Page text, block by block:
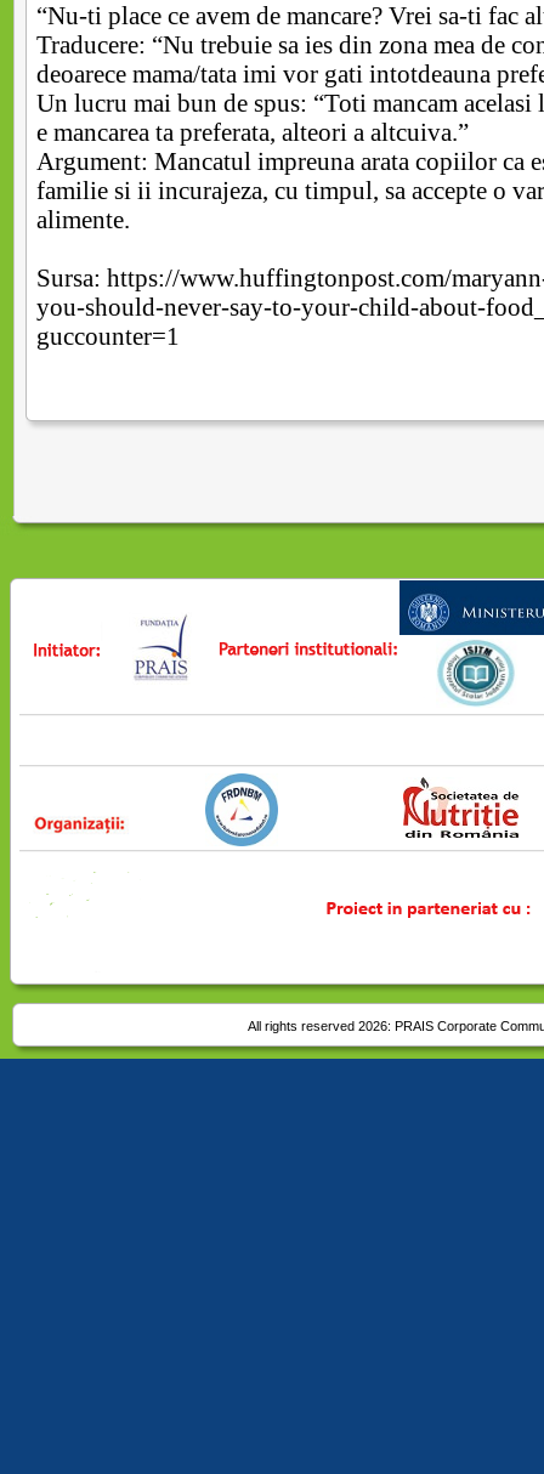
“Nu-ti place ce avem de mancare? Vrei sa-ti fac
Traducere: “Nu trebuie sa ies din zona mea de
deoarece mama/tata imi vor gati intotdeauna
Un lucru mai bun de spus: “Toti mancam
e mancarea ta preferata, alteori a altcuiva.”
Argument: Mancatul impreuna arata copiilor ca
familie si ii incurajeza, cu timpul, sa accepte o
alimente.
Sursa: https://www.huffingtonpost.com/
you-should-never-say-to-your-child-about-
guccounter=1
All rights reserved 2026: PRAIS Corporate